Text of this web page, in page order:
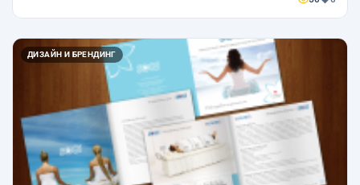
ДИЗАЙН И БРЕНДИНГ